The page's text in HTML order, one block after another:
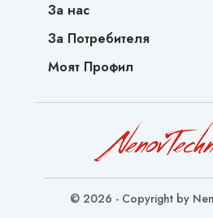
За нас
За Потребителя
Моят Профил
© 2026 - Copyright by